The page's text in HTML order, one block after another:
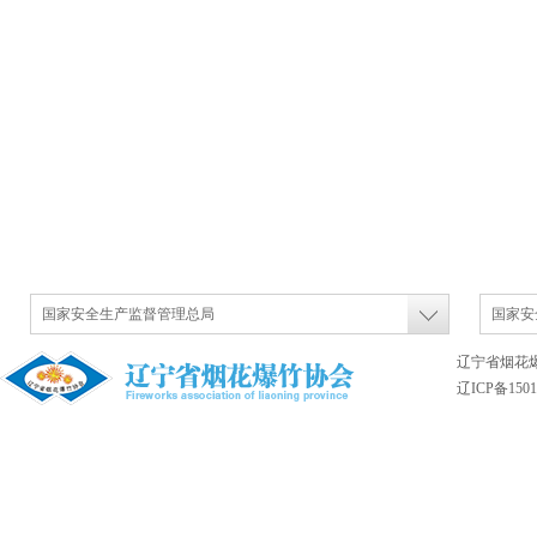
国家安全生产监督管理总局 国家
辽宁省烟花
辽ICP备